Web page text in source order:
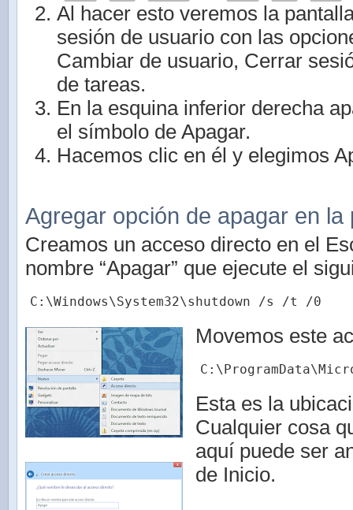
Al hacer esto veremos la
sesión de usuario con las
Cambiar de usuario, Cerrar
de tareas.
En la esquina inferior derecha
el símbolo de Apagar.
Hacemos clic en él y elegimos
Agregar opción de apagar en la
Creamos un acceso directo en el
nombre “Apagar” que ejecute el
C:\Windows\System32\shutdown /s /t /0
Movemos este
Esta es la
Cualquier cosa
aquí puede ser
de Inicio.